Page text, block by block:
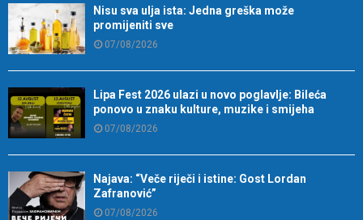
Nisu sva ulja ista: Jedna greška može
promijeniti sve
07/08/2026
Lipa Fest 2026 ulazi u novo poglavlje: Bileća
ponovo u znaku kulture, muzike i smijeha
07/08/2026
Najava: “Veče riječi i istine: Gost Lordan
Zafranović”
07/08/2026